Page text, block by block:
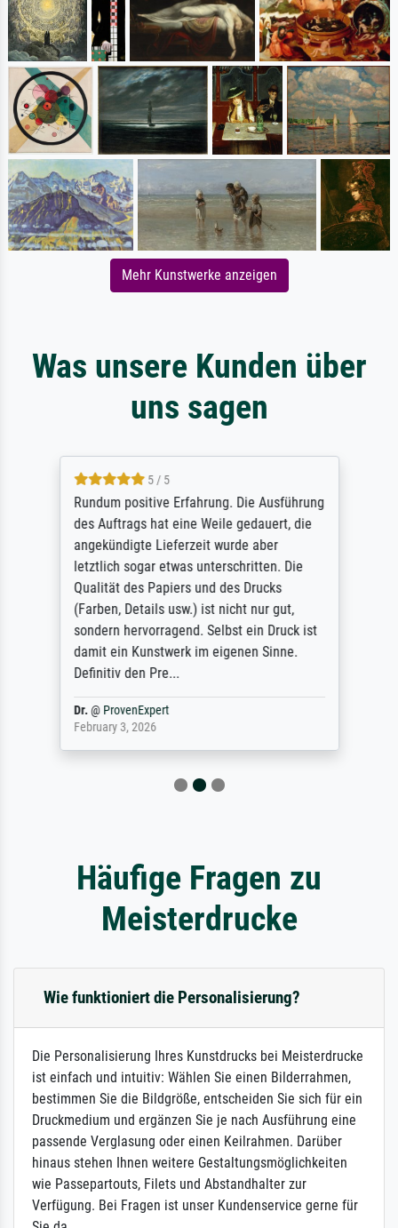
Mehr Kunstwerke anzeigen
Was unsere Kunden über
uns sagen
5 / 5
Rundum positive Erfahrung. Die Ausführung
des Auftrags hat eine Weile gedauert, die
angekündigte Lieferzeit wurde aber
letztlich sogar etwas unterschritten. Die
Qualität des Papiers und des Drucks
(Farben, Details usw.) ist nicht nur gut,
sondern hervorragend. Selbst ein Druck ist
damit ein Kunstwerk im eigenen Sinne.
Definitiv den Pre...
Dr.@ ProvenExpert
February 3, 2026
Häufige Fragen zu
Meisterdrucke
Wie funktioniert die Personalisierung?
Die Personalisierung Ihres Kunstdrucks bei Meisterdrucke
ist einfach und intuitiv: Wählen Sie einen Bilderrahmen,
bestimmen Sie die Bildgröße, entscheiden Sie sich für ein
Druckmedium und ergänzen Sie je nach Ausführung eine
passende Verglasung oder einen Keilrahmen. Darüber
hinaus stehen Ihnen weitere Gestaltungsmöglichkeiten
wie Passepartouts, Filets und Abstandhalter zur
Verfügung. Bei Fragen ist unser Kundenservice gerne für